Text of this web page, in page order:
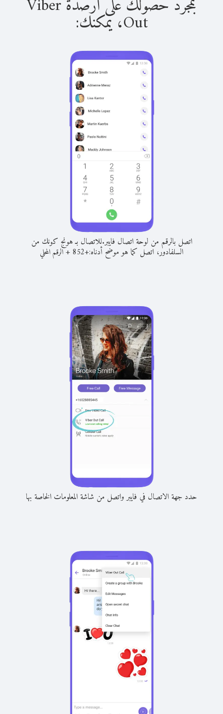
بمجرد حصولك على أرصدة Viber
Out، يمكنك:
اتصل بالرقم من لوحة اتصال فايبر.للاتصال بـ هونج كونك من
السلفادور، اتصل كما هو موضح أدناه:+
852
+الرقم المحلي
حدد جهة الاتصال في فايبر واتصل من شاشة المعلومات الخاصة بها